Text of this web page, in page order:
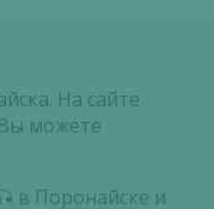
На сайте
можете
в Поронайске и